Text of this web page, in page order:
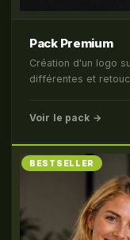
Pack Premium
Création d'un logo
différentes et
Voir le pack →
BESTSELLER